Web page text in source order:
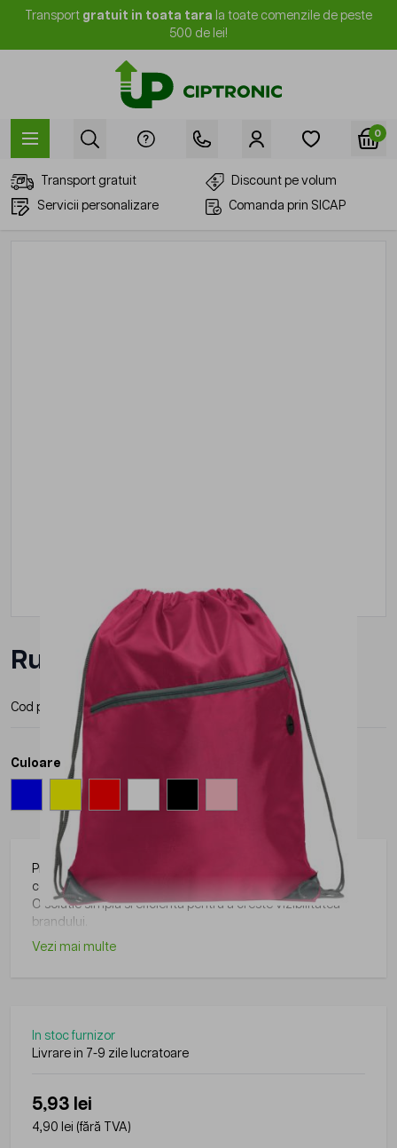
Mergi la Conținut
Transport gratuit in toata tara la toate comenzile de peste
500 de lei!
0
Transport gratuit
Discount pe volum
Servicii personalizare
Comanda prin SICAP
Rucsac Roly Ninfa
Cod produs: BO7152 Producator:
Culoare
Produs din gama Roly, practic si usor de folosit in diverse
contexte.
O solutie simpla si eficienta pentru a creste vizibilitatea
brandului.
Vezi mai multe
In stoc furnizor
Livrare in 7-9 zile lucratoare
5,93 lei
4,90 lei (fără TVA)